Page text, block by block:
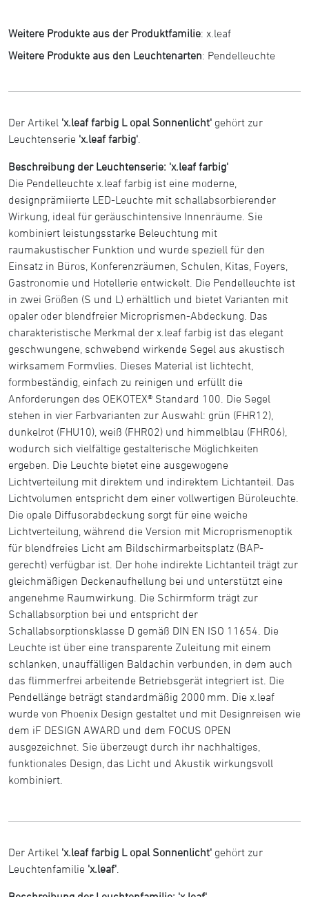
Weitere Produkte aus der Produktfamilie: x.leaf
Weitere Produkte aus den Leuchtenarten: Pendelleuchte
Der Artikel 'x.leaf farbig L opal Sonnenlicht' gehört zur
Leuchtenserie 'x.leaf farbig'
Beschreibung der Leuchtenserie: 'x.leaf farbig'
Die Pendelleuchte x.leaf farbig ist eine moderne,
designprämiierte LED-Leuchte mit schallabsorbierender
Wirkung, ideal für geräuschintensive Innenräume. Sie
kombiniert leistungsstarke Beleuchtung mit
raumakustischer Funktion und wurde speziell für den
Einsatz in Büros, Konferenzräumen, Schulen, Kitas, Foyers,
Gastronomie und Hotellerie entwickelt. Die Pendelleuchte ist
in zwei Größen (S und L) erhältlich und bietet Varianten mit
opaler oder blendfreier Microprismen-Abdeckung. Das
charakteristische Merkmal der x.leaf farbig ist das elegant
geschwungene, schwebend wirkende Segel aus akustisch
wirksamem Formvlies. Dieses Material ist lichtecht,
formbeständig, einfach zu reinigen und erfüllt die
Anforderungen des OEKOTEX® Standard 100. Die Segel
stehen in vier Farbvarianten zur Auswahl: grün (FHR12),
dunkelrot (FHU10), weiß (FHR02) und himmelblau (FHR06),
wodurch sich vielfältige gestalterische Möglichkeiten
ergeben. Die Leuchte bietet eine ausgewogene
Lichtverteilung mit direktem und indirektem Lichtanteil. Das
Lichtvolumen entspricht dem einer vollwertigen Büroleuchte.
Die opale Diffusorabdeckung sorgt für eine weiche
Lichtverteilung, während die Version mit Microprismenoptik
für blendfreies Licht am Bildschirmarbeitsplatz (BAP-
gerecht) verfügbar ist. Der hohe indirekte Lichtanteil trägt zur
gleichmäßigen Deckenaufhellung bei und unterstützt eine
angenehme Raumwirkung. Die Schirmform trägt zur
Schallabsorption bei und entspricht der
Schallabsorptionsklasse D gemäß DIN EN ISO 11654. Die
Leuchte ist über eine transparente Zuleitung mit einem
schlanken, unauffälligen Baldachin verbunden, in dem auch
das flimmerfrei arbeitende Betriebsgerät integriert ist. Die
Pendellänge beträgt standardmäßig 2000 mm. Die x.leaf
wurde von Phoenix Design gestaltet und mit Designreisen wie
dem iF DESIGN AWARD und dem FOCUS OPEN
ausgezeichnet. Sie überzeugt durch ihr nachhaltiges,
funktionales Design, das Licht und Akustik wirkungsvoll
kombiniert.
Der Artikel 'x.leaf farbig L opal Sonnenlicht' gehört zur
Leuchtenfamilie 'x.leaf'